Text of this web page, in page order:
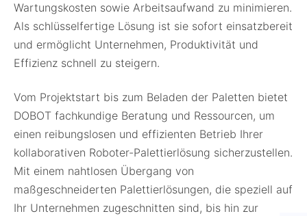
Wartungskosten sowie Arbeitsaufwand zu minimieren.
Als schlüsselfertige Lösung ist sie sofort einsatzbereit
und ermöglicht Unternehmen, Produktivität und
Effizienz schnell zu steigern.
Vom Projektstart bis zum Beladen der Paletten bietet
DOBOT fachkundige Beratung und Ressourcen, um
einen reibungslosen und effizienten Betrieb Ihrer
kollaborativen Roboter-Palettierlösung sicherzustellen.
Mit einem nahtlosen Übergang von
maßgeschneiderten Palettierlösungen, die speziell auf
Ihr Unternehmen zugeschnitten sind, bis hin zur